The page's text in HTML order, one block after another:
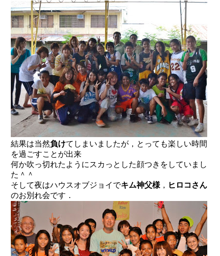
結果は当然負けてしまいましたが，とっても楽しい時間
を過ごすことが出来
何か吹っ切れたようにスカっとした顔つきをしていまし
た＾＾
そして夜はハウスオブジョイでキム神父様 ， ヒロコさん
のお別れ会です．